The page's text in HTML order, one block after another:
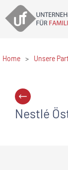
Home > Unsere
Nestlé